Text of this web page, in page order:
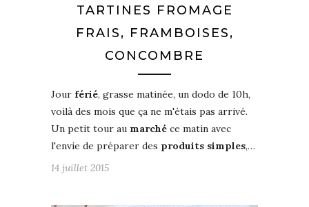
TARTINES FROMAGE
FRAIS, FRAMBOISES,
CONCOMBRE
Jour férié, grasse matinée, un dodo de 10h,
voilà des mois que ça ne m'étais pas arrivé.
Un petit tour au marché ce matin avec
l'envie de préparer des produits simples,…
14 juillet 2015